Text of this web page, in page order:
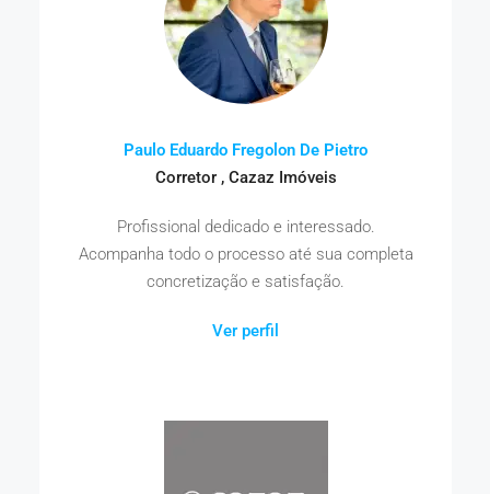
Paulo Eduardo Fregolon De Pietro
Corretor , Cazaz Imóveis
Profissional dedicado e interessado.
Acompanha todo o processo até sua completa
concretização e satisfação.
Ver perfil